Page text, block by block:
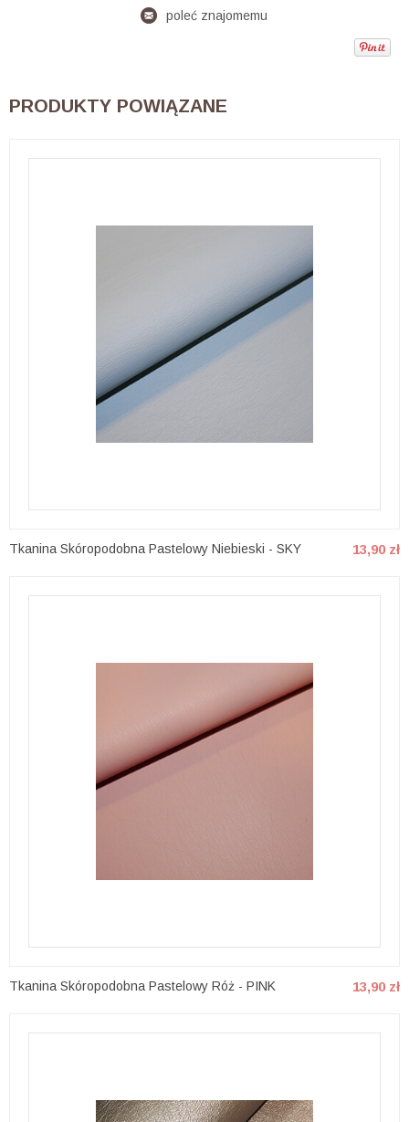
poleć znajomemu
PRODUKTY POWIĄZANE
13,90 zł
Tkanina Skóropodobna Pastelowy Niebieski - SKY
13,90 zł
Tkanina Skóropodobna Pastelowy Róż - PINK